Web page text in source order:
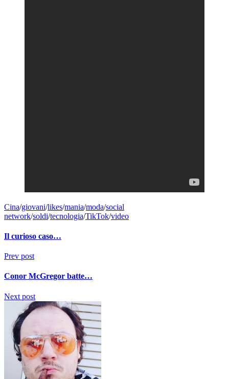
Cina/giovani/likes/mania/moda/social
network/soldi/tecnologia/TikTok/video
Il curioso caso…
Prev post
Conor McGregor batte…
Next post